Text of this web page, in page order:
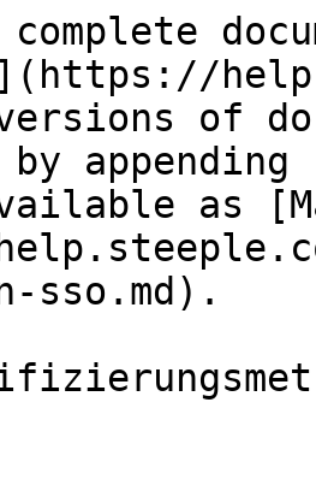
versions of
as